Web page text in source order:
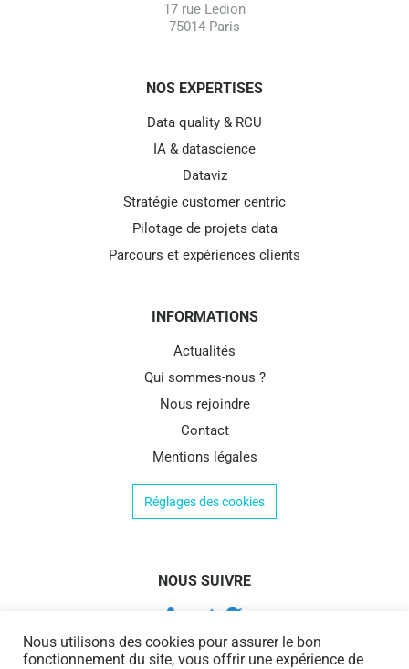
17 rue Ledion
75014 Paris
NOS EXPERTISES
Data quality & RCU
IA & datascience
Dataviz
Stratégie customer centric
Pilotage de projets data
Parcours et expériences clients
INFORMATIONS
Actualités
Qui sommes-nous ?
Nous rejoindre
Contact
Mentions légales
Réglages des cookies
NOUS SUIVRE
Nous utilisons des cookies pour assurer le bon
fonctionnement du site, vous offrir une expérience de